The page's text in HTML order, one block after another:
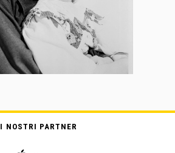
I NOSTRI PARTNER